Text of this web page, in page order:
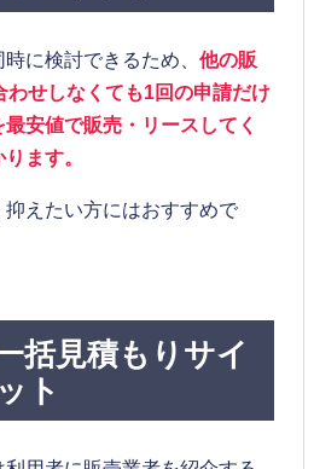
に検討できるため、 他の販
わせしなくても1回の申請だけ
安値で販売・リースしてく
ます。
えたい方にはおすすめで
括見積もりサイ
ト